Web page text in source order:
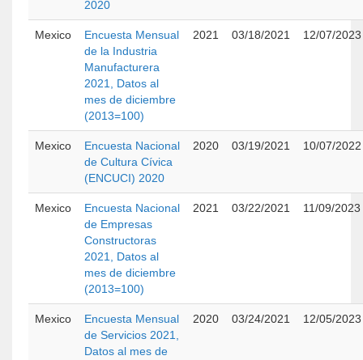
2020
Mexico
Encuesta Mensual
de la Industria
Manufacturera
2021, Datos al
mes de diciembre
(2013=100)
2021 03/18/2021 12/07/2023
Mexico
Encuesta Nacional
de Cultura Cívica
(ENCUCI) 2020
2020 03/19/2021 10/07/2022
Mexico
Encuesta Nacional
de Empresas
Constructoras
2021, Datos al
mes de diciembre
(2013=100)
2021 03/22/2021 11/09/2023
Mexico
Encuesta Mensual
de Servicios 2021,
Datos al mes de
2020 03/24/2021 12/05/2023